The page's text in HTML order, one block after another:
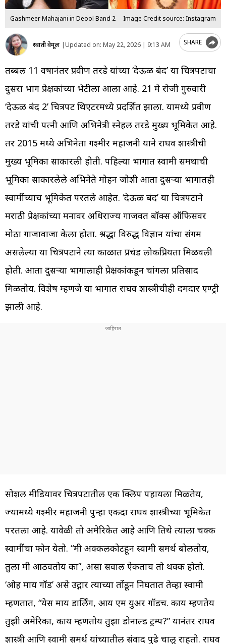
Gashmeer Mahajani in Deool Band 2 Image Credit source: Instagram
स्वाती वेमूल |Updated on: May 22, 2026 | 9:13 AM SHARE
तब्बल 11 वर्षांनंतर प्रवीण तरडे यांच्या ‘देऊळ बंद’ या चित्रपटाचा
दुसरा भाग प्रेक्षकांच्या भेटीला आला आहे. 21 मे रोजी गुरुवारी
‘देऊळ बंद 2’ चित्रपट थिएटरमध्ये प्रदर्शित झाला. यामध्ये प्रवीण
तरडे यांची पत्नी आणि अभिनेत्री स्नेहल तरडे मुख्य भूमिकेत आहे.
तर 2015 मध्ये अभिनेता गश्मीर महाजनी याने राघव शास्त्रीची
मुख्य भूमिका साकारली होती. पहिल्या भागात स्वामी समर्थांची
भूमिका साकारलेले अभिनेते मोहन जोशी आता दुसऱ्या भागातही
स्वामींच्याच भूमिकेत परतले आहेत. ‘देऊळ बंद’ या चित्रपटाने
मराठी प्रेक्षकांच्या मनावर अधिराज्य गाजवत बॉक्स ऑफिसवर
मोठा गाजावाजा केला होता. श्रद्धा विरुद्ध विज्ञान यांचा संगम
असलेल्या या चित्रपटाने त्या काळात प्रचंड लोकप्रियता मिळवली
होती. आता दुसऱ्या भागालाही प्रेक्षकांकडून चांगला प्रतिसाद
मिळतोय. विशेष म्हणजे या भागात राघव शास्त्रीचीही दमदार एण्ट्री
झाली आहे.
सोशल मीडियावर चित्रपटातील एक क्लिप पहायला मिळतेय,
ज्यामध्ये गश्मीर महाजनी पुन्हा एकदा राघव शास्त्रीच्या भूमिकेत
परतला आहे. यावेळी तो अमेरिकेत आहे आणि तिथे त्याला चक्क
स्वामींचा फोन येतो. “मी अक्कलकोटहून स्वामी समर्थ बोलतोय,
तुला मी आठवतोय का”, असा सवाल ऐकताच तो थक्क होतो.
‘ओह माय गॉड’ असे उद्गार त्याच्या तोंडून निघतात तेव्हा स्वामी
म्हणतात, “येस माय डार्लिंग, आय एम युअर गॉडच. काय म्हणतेय
तुझी अमेरिका, काय म्हणतोय तुझा डोनाल्ड ट्रम्प?” यानंतर राघव
शास्त्री आणि स्वामी समर्थ यांच्यातील संवाद पुढे चालू राहतो. राघव